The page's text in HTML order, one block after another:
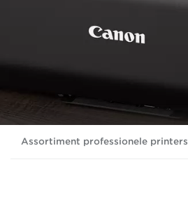
Assortiment professionele printers